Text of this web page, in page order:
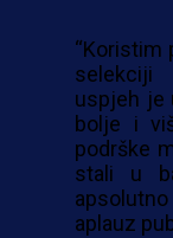
“Koristim
selekciji
uspjeh je
bolje i
podrške
stali u
aplauz